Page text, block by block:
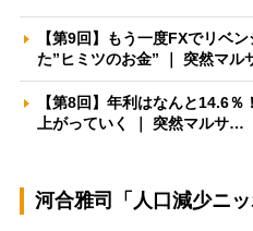
【第9回】もう一度FXでリベ
た”ヒミツのお金” ｜ 突然マル
【第8回】年利はなんと14.6
上がっていく ｜ 突然マルサ…
河合雅司「人口減少ニッ